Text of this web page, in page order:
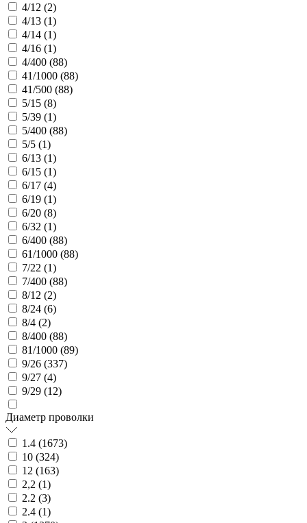
4/12 (2)
4/13 (1)
4/14 (1)
4/16 (1)
4/400 (88)
41/1000 (88)
41/500 (88)
5/15 (8)
5/39 (1)
5/400 (88)
5/5 (1)
6/13 (1)
6/15 (1)
6/17 (4)
6/19 (1)
6/20 (8)
6/32 (1)
6/400 (88)
61/1000 (88)
7/22 (1)
7/400 (88)
8/12 (2)
8/24 (6)
8/4 (2)
8/400 (88)
81/1000 (89)
9/26 (337)
9/27 (4)
9/29 (12)
Диаметр проволки
1.4 (1673)
10 (324)
12 (163)
2,2 (1)
2.2 (3)
2.4 (1)